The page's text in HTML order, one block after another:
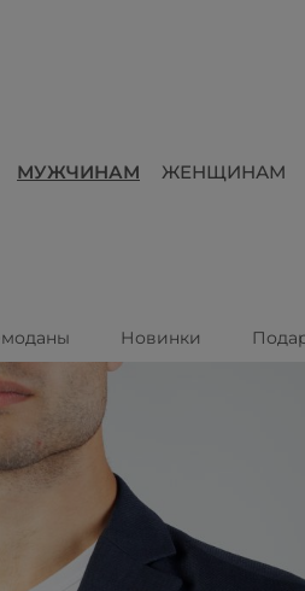
МУЖЧИНАМ ЖЕНЩИНАМ
Новинки